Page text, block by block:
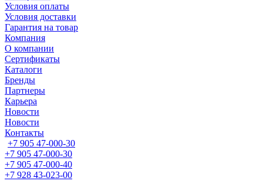
Условия оплаты
Условия доставки
Гарантия на товар
Компания
О компании
Сертификаты
Каталоги
Бренды
Партнеры
Карьера
Новости
Новости
Контакты
+7 905 47-000-30
+7 905 47-000-30
+7 905 47-000-40
+7 928 43-023-00